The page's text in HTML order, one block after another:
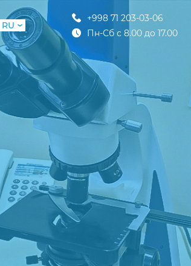
RU
UZ
+998 71 203-03-06
Пн-Сб с 8.00 до 17.00